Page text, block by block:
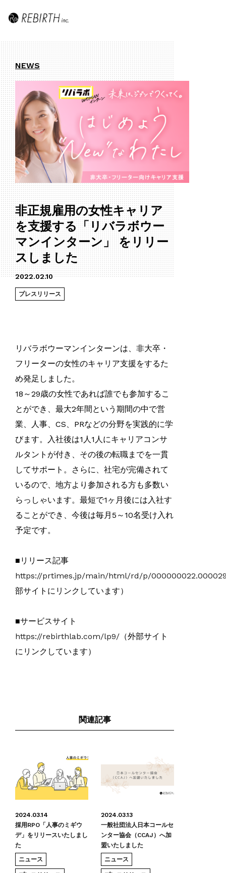
NEWS
非正規雇用の女性キャリア
を支援する「リバラボウー
マンインターン」 をリリー
スしました
2022.02.10
プレスリリース
リバラボウーマンインターンは、非大卒・
フリーターの女性のキャリア支援をするた
め発足しました。
18～29歳の女性であれば誰でも参加するこ
とができ、最大2年間という期間の中で営
業、人事、CS、PRなどの分野を実践的に学
びます。入社後は1人1人にキャリアコンサ
ルタントが付き、その後の転職までを一貫
してサポート。さらに、社宅が完備されて
いるので、地方より参加される方も多数い
らっしゃいます。最短で1ヶ月後には入社す
ることができ、今後は毎月5～10名受け入れ
予定です。
■リリース記事
https://prtimes.jp/main/html/rd/p/
部サイトにリンクしています）
■サービスサイト
https://rebirthlab.com/lp9/ （外部サイト
にリンクしています）
関連記事
2024.03.14
採用RPO「人事のミギウ
デ」をリリースいたしまし
た
ニュース
2024.03.13
一般社団法人日本コールセ
ンター協会（CCAJ）へ加
盟いたしました
ニュース